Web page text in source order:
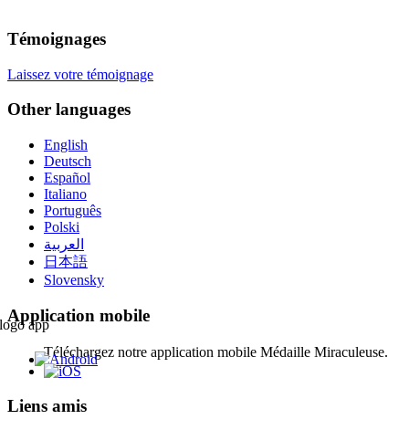
Témoignages
Laissez votre témoignage
Other languages
English
Deutsch
Español
Italiano
Português
Polski
العربية
日本語
Slovensky
Application mobile
Téléchargez notre application mobile Médaille Miraculeuse.
Liens amis